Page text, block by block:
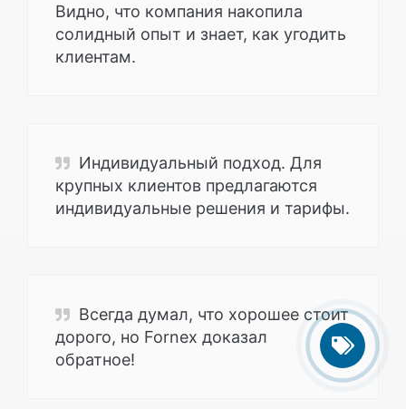
Видно, что компания накопила
солидный опыт и знает, как угодить
клиентам.
Индивидуальный подход. Для
крупных клиентов предлагаются
индивидуальные решения и тарифы.
Всегда думал, что хорошее стоит
дорого, но Fornex доказал
обратное!